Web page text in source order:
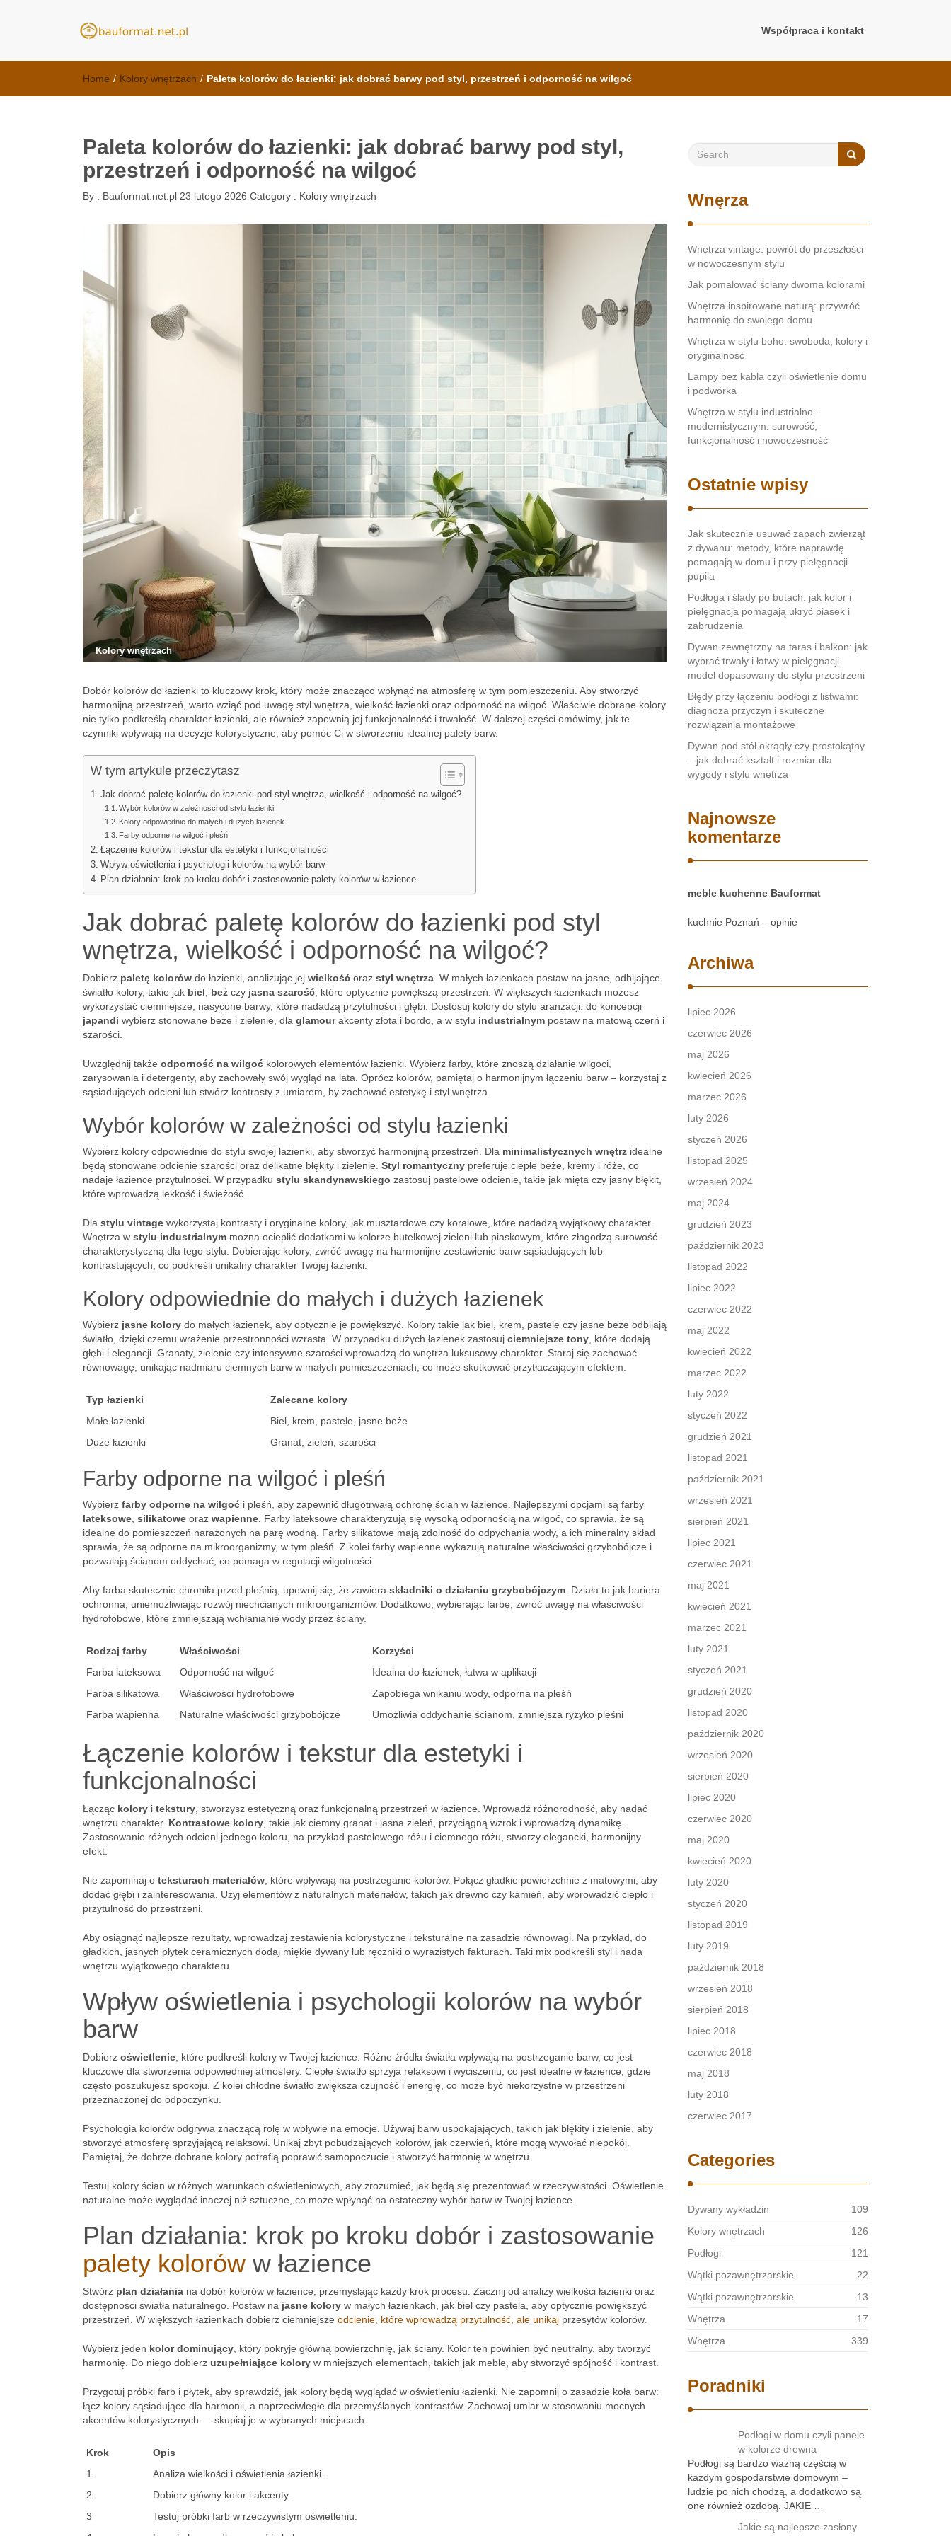
kuchnie Poznań - opinie
Współpraca i kontakt
Home / Kolory wnętrzach / Paleta kolorów do łazienki: jak dobrać barwy pod styl, przestrzeń i odporność na wilgoć
Paleta kolorów do łazienki: jak dobrać barwy pod styl,
przestrzeń i odporność na wilgoć
By : Bauformat.net.pl 23 lutego 2026 Category : Kolory wnętrzach
Kolory wnętrzach
Dobór kolorów do łazienki to kluczowy krok, który może znacząco wpłynąć na atmosferę w tym pomieszczeniu. Aby stworzyć
harmonijną przestrzeń, warto wziąć pod uwagę styl wnętrza, wielkość łazienki oraz odporność na wilgoć. Właściwie dobrane kolory
nie tylko podkreślą charakter łazienki, ale również zapewnią jej funkcjonalność i trwałość. W dalszej części omówimy, jak te
czynniki wpływają na decyzje kolorystyczne, aby pomóc Ci w stworzeniu idealnej palety barw.
W tym artykule przeczytasz
Jak dobrać paletę kolorów do łazienki pod styl wnętrza, wielkość i odporność na wilgoć?
Wybór kolorów w zależności od stylu łazienki
Kolory odpowiednie do małych i dużych łazienek
Farby odporne na wilgoć i pleśń
Łączenie kolorów i tekstur dla estetyki i funkcjonalności
Wpływ oświetlenia i psychologii kolorów na wybór barw
Plan działania: krok po kroku dobór i zastosowanie palety kolorów w łazience
Jak dobrać paletę kolorów do łazienki pod styl
wnętrza, wielkość i odporność na wilgoć?
Dobierz paletę kolorów do łazienki, analizując jej wielkość oraz styl wnętrza . W małych łazienkach postaw na jasne, odbijające
światło kolory, takie jak biel beż czy jasna szarość , które optycznie powiększą przestrzeń. W większych łazienkach możesz
wykorzystać ciemniejsze, nasycone barwy, które nadadzą przytulności i głębi. Dostosuj kolory do stylu aranżacji: do koncepcji
japandi wybierz stonowane beże i zielenie, dla glamourakcenty złota i bordo, a w stylu industrialnym postaw na matową czerń i
szarości.
Uwzględnij także odporność na wilgoć kolorowych elementów łazienki. Wybierz farby, które znoszą działanie wilgoci,
zarysowania i detergenty, aby zachowały swój wygląd na lata. Oprócz kolorów, pamiętaj o harmonijnym łączeniu barw – korzystaj z
sąsiadujących odcieni lub stwórz kontrasty z umiarem, by zachować estetykę i styl wnętrza.
Wybór kolorów w zależności od stylu łazienki
Wybierz kolory odpowiednie do stylu swojej łazienki, aby stworzyć harmonijną przestrzeń. Dla minimalistycznych wnętrz idealne
będą stonowane odcienie szarości oraz delikatne błękity i zielenie. Styl romantyczny preferuje ciepłe beże, kremy i róże, co
nadaje łazience przytulności. W przypadku stylu skandynawskiego zastosuj pastelowe odcienie, takie jak mięta czy jasny błękit,
które wprowadzą lekkość i świeżość.
Dla stylu vintage wykorzystaj kontrasty i oryginalne kolory, jak musztardowe czy koralowe, które nadadzą wyjątkowy charakter.
Wnętrza w stylu industrialnym można ocieplić dodatkami w kolorze butelkowej zieleni lub piaskowym, które złagodzą surowość
charakterystyczną dla tego stylu. Dobierając kolory, zwróć uwagę na harmonijne zestawienie barw sąsiadujących lub
kontrastujących, co podkreśli unikalny charakter Twojej łazienki.
Kolory odpowiednie do małych i dużych łazienek
Wybierz jasne kolory do małych łazienek, aby optycznie je powiększyć. Kolory takie jak biel, krem, pastele czy jasne beże odbijają
światło, dzięki czemu wrażenie przestronności wzrasta. W przypadku dużych łazienek zastosuj ciemniejsze tony , które dodają
głębi i elegancji. Granaty, zielenie czy intensywne szarości wprowadzą do wnętrza luksusowy charakter. Staraj się zachować
równowagę, unikając nadmiaru ciemnych barw w małych pomieszczeniach, co może skutkować przytłaczającym efektem.
Typ łazienki
Zalecane kolory
Małe łazienki
Biel, krem, pastele, jasne beże
Duże łazienki
Granat, zieleń, szarości
Farby odporne na wilgoć i pleśń
Wybierz farby odporne na wilgoć i pleśń, aby zapewnić długotrwałą ochronę ścian w łazience. Najlepszymi opcjami są farby
lateksowe silikatowe oraz wapienne . Farby lateksowe charakteryzują się wysoką odpornością na wilgoć, co sprawia, że są
idealne do pomieszczeń narażonych na parę wodną. Farby silikatowe mają zdolność do odpychania wody, a ich mineralny skład
sprawia, że są odporne na mikroorganizmy, w tym pleśń. Z kolei farby wapienne wykazują naturalne właściwości grzybobójcze i
pozwalają ścianom oddychać, co pomaga w regulacji wilgotności.
Aby farba skutecznie chroniła przed pleśnią, upewnij się, że zawiera składniki o działaniu grzybobójczym . Działa to jak bariera
ochronna, uniemożliwiając rozwój niechcianych mikroorganizmów. Dodatkowo, wybierając farbę, zwróć uwagę na właściwości
hydrofobowe, które zmniejszają wchłanianie wody przez ściany.
Rodzaj farby Właściwości
Korzyści
Farba lateksowa
Odporność na wilgoć
Idealna do łazienek, łatwa w aplikacji
Farba silikatowa
Właściwości hydrofobowe
Zapobiega wnikaniu wody, odporna na pleśń
Farba wapienna
Naturalne właściwości grzybobójcze Umożliwia oddychanie ścianom, zmniejsza ryzyko pleśni
Łączenie kolorów i tekstur dla estetyki i
funkcjonalności
Łącząc kolory i tekstury , stworzysz estetyczną oraz funkcjonalną przestrzeń w łazience. Wprowadź różnorodność, aby nadać
wnętrzu charakter. Kontrastowe kolory , takie jak ciemny granat i jasna zieleń, przyciągną wzrok i wprowadzą dynamikę.
Zastosowanie różnych odcieni jednego koloru, na przykład pastelowego różu i ciemnego różu, stworzy elegancki, harmonijny
efekt.
Nie zapominaj o teksturach materiałów , które wpływają na postrzeganie kolorów. Połącz gładkie powierzchnie z matowymi, aby
dodać głębi i zainteresowania. Użyj elementów z naturalnych materiałów, takich jak drewno czy kamień, aby wprowadzić ciepło i
przytulność do przestrzeni.
Aby osiągnąć najlepsze rezultaty, wprowadzaj zestawienia kolorystyczne i teksturalne na zasadzie równowagi. Na przykład, do
gładkich, jasnych płytek ceramicznych dodaj miękie dywany lub ręczniki o wyrazistych fakturach. Taki mix podkreśli styl i nada
wnętrzu wyjątkowego charakteru.
Wpływ oświetlenia i psychologii kolorów na wybór
barw
Dobierz oświetlenie , które podkreśli kolory w Twojej łazience. Różne źródła światła wpływają na postrzeganie barw, co jest
kluczowe dla stworzenia odpowiedniej atmosfery. Ciepłe światło sprzyja relaksowi i wyciszeniu, co jest idealne w łazience, gdzie
często poszukujesz spokoju. Z kolei chłodne światło zwiększa czujność i energię, co może być niekorzystne w przestrzeni
przeznaczonej do odpoczynku.
Psychologia kolorów odgrywa znaczącą rolę w wpływie na emocje. Używaj barw uspokajających, takich jak błękity i zielenie, aby
stworzyć atmosferę sprzyjającą relaksowi. Unikaj zbyt pobudzających kolorów, jak czerwień, które mogą wywołać niepokój.
Pamiętaj, że dobrze dobrane kolory potrafią poprawić samopoczucie i stworzyć harmonię w wnętrzu.
Testuj kolory ścian w różnych warunkach oświetleniowych, aby zrozumieć, jak będą się prezentować w rzeczywistości. Oświetlenie
naturalne może wyglądać inaczej niż sztuczne, co może wpłynąć na ostateczny wybór barw w Twojej łazience.
Plan działania: krok po kroku dobór i zastosowanie
palety kolorów w łazience
Stwórz plan działania na dobór kolorów w łazience, przemyślając każdy krok procesu. Zacznij od analizy wielkości łazienki oraz
dostępności światła naturalnego. Postaw na jasne kolory w małych łazienkach, jak biel czy pastela, aby optycznie powiększyć
przestrzeń. W większych łazienkach dobierz ciemniejsze odcienie, które wprowadzą przytulność, ale unikaj przesytów kolorów.
Wybierz jeden kolor dominujący , który pokryje główną powierzchnię, jak ściany. Kolor ten powinien być neutralny, aby tworzyć
harmonię. Do niego dobierz uzupełniające kolory w mniejszych elementach, takich jak meble, aby stworzyć spójność i kontrast.
Przygotuj próbki farb i płytek, aby sprawdzić, jak kolory będą wyglądać w oświetleniu łazienki. Nie zapomnij o zasadzie koła barw:
łącz kolory sąsiadujące dla harmonii, a naprzeciwległe dla przemyślanych kontrastów. Zachowaj umiar w stosowaniu mocnych
akcentów kolorystycznych — skupiaj je w wybranych miejscach.
Krok
Opis
1
Analiza wielkości i oświetlenia łazienki.
2
Dobierz główny kolor i akcenty.
3
Testuj próbki farb w rzeczywistym oświetleniu.
Wnęrza
Wnętrza vintage: powrót do przeszłości
w nowoczesnym stylu
Jak pomalować ściany dwoma kolorami
Wnętrza inspirowane naturą: przywróć
harmonię do swojego domu
Wnętrza w stylu boho: swoboda, kolory i
oryginalność
Lampy bez kabla czyli oświetlenie domu
i podwórka
Wnętrza w stylu industrialno-
modernistycznym: surowość,
funkcjonalność i nowoczesność
Ostatnie wpisy
Jak skutecznie usuwać zapach zwierząt
z dywanu: metody, które naprawdę
pomagają w domu i przy pielęgnacji
pupila
Podłoga i ślady po butach: jak kolor i
pielęgnacja pomagają ukryć piasek i
zabrudzenia
Dywan zewnętrzny na taras i balkon: jak
wybrać trwały i łatwy w pielęgnacji
model dopasowany do stylu przestrzeni
Błędy przy łączeniu podłogi z listwami:
diagnoza przyczyn i skuteczne
rozwiązania montażowe
Dywan pod stół okrągły czy prostokątny
– jak dobrać kształt i rozmiar dla
wygody i stylu wnętrza
Najnowsze
komentarze
meble kuchenne Bauformat
kuchnie Poznań – opinie
Archiwa
lipiec 2026
czerwiec 2026
maj 2026
kwiecień 2026
marzec 2026
luty 2026
styczeń 2026
listopad 2025
wrzesień 2024
maj 2024
grudzień 2023
październik 2023
listopad 2022
lipiec 2022
czerwiec 2022
maj 2022
kwiecień 2022
marzec 2022
luty 2022
styczeń 2022
grudzień 2021
listopad 2021
październik 2021
wrzesień 2021
sierpień 2021
lipiec 2021
czerwiec 2021
maj 2021
kwiecień 2021
marzec 2021
luty 2021
styczeń 2021
grudzień 2020
listopad 2020
październik 2020
wrzesień 2020
sierpień 2020
lipiec 2020
czerwiec 2020
maj 2020
kwiecień 2020
luty 2020
styczeń 2020
listopad 2019
luty 2019
październik 2018
wrzesień 2018
sierpień 2018
lipiec 2018
czerwiec 2018
maj 2018
luty 2018
czerwiec 2017
Categories
Dywany wykładzin
109
Kolory wnętrzach
126
Podłogi
121
Wątki pozawnętrzarskie
22
Wątki pozawnętrzarskie
13
Wnętrza
17
Wnętrza
339
Poradniki
Podłogi w domu czyli panele
w kolorze drewna
Podłogi są bardzo ważną częścią w
każdym gospodarstwie domowym –
ludzie po nich chodzą, a dodatkowo są
one również ozdobą. JAKIE …
Jakie są najlepsze zasłony